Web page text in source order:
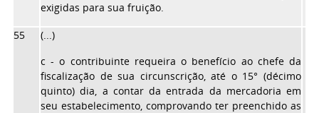
exigidas para sua fruição.
55
(...)
c - o contribuinte requeira o benefício ao chefe da
fiscalização de sua circunscrição, até o 15° (décimo
quinto) dia, a contar da entrada da mercadoria em
seu estabelecimento, comprovando ter preenchido as